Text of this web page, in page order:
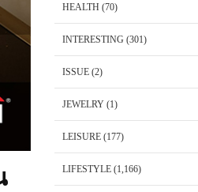
HEALTH (70)
INTERESTING (301)
ISSUE(2)
JEWELRY(1)
LEISURE(177)
LIFESTYLE(1,166)